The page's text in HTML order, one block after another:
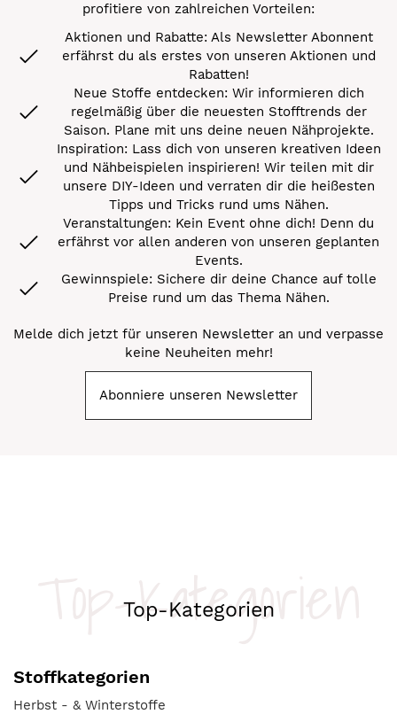
profitiere von zahlreichen Vorteilen:
Aktionen und Rabatte: Als Newsletter Abonnent
erfährst du als erstes von unseren Aktionen und
Rabatten!
Neue Stoffe entdecken: Wir informieren dich
regelmäßig über die neuesten Stofftrends der
Saison. Plane mit uns deine neuen Nähprojekte.
Inspiration: Lass dich von unseren kreativen Ideen
und Nähbeispielen inspirieren! Wir teilen mit dir
unsere DIY-Ideen und verraten dir die heißesten
Tipps und Tricks rund ums Nähen.
Veranstaltungen: Kein Event ohne dich! Denn du
erfährst vor allen anderen von unseren geplanten
Events.
Gewinnspiele: Sichere dir deine Chance auf tolle
Preise rund um das Thema Nähen.
Melde dich jetzt für unseren Newsletter an und verpasse
keine Neuheiten mehr!
Abonniere unseren Newsletter
Top-Kategorien
Top-Kategorien
Stoffkategorien
Herbst - & Winterstoffe